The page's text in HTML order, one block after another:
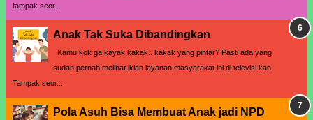
tampak seor...
Anak Tak Suka Dibandingkan
Kamu kok ga kayak kakak.. kakak yang pintar? Pasti ada yang
sudah pernah melihat iklan layanan masyarakat ini di televisi kan.
Tampak seor...
Pola Asuh Bisa Membuat Anak jadi NPD